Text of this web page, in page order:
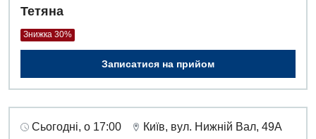
Нейрохірургія
Онкологічне відділлення
Оториноларингологія
Педіатричне відділення
Тетяна
Знижка 30%
Записатися на прийом
Сьогодні, о 17:00 Київ, вул. Нижній Вал, 49А